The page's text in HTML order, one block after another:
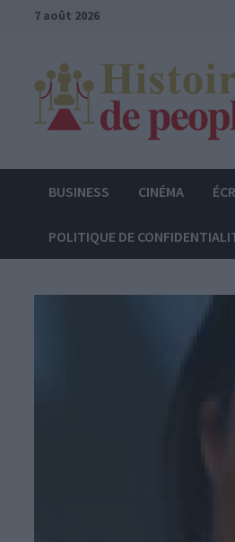
Passer7 août 2026
BUSINESS CINÉMA
POLITIQUE DE